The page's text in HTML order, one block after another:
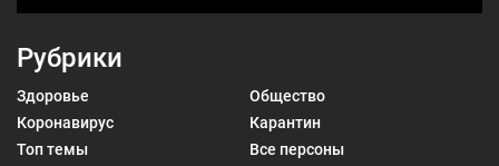
Рубрики
Здоровье
Общество
Коронавирус
Карантин
Топ темы
Все персоны